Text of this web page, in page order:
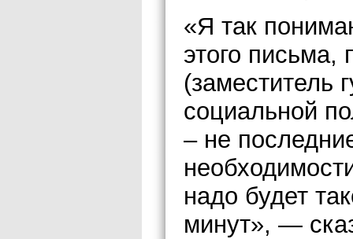
«Я так
этого
(заместитель
социальной
– не
надо будет
минут», —